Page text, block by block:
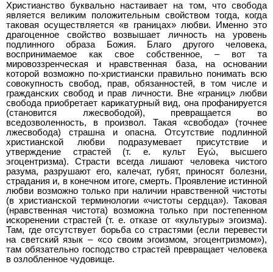
Христианство буквально настаивает на том, что свобода
является великим положительным свойством тогда, когда
таковая осуществляется «в границах» любви. Именно это
драгоценное свойство возвышает личность на уровень
подлинного образа Божия. Благо другого человека,
воспринимаемое как свое собственное, – вот та
мировоззренческая и нравственная база, на основании
которой возможно по-христиански правильно понимать всю
совокупность свобод, прав, обязанностей, в том числе и
гражданских свобод и прав личности. Вне «границ» любви
свобода приобретает карикатурный вид, она профанируется
(становится лжесвободой), превращается во
вседозволенность, в произвол. Такая «свобода» (точнее
лжесвобода) страшна и опасна. Отсутствие подлинной
христианской любви подразумевает присутствие и
утверждение страстей (т. е. культ Εγώ, высшего
эгоцентризма). Страсти всегда лишают человека чистого
разума, разрушают его, калечат, губят, приносят болезни,
страдания и, в конечном итоге, смерть. Проявление истинной
любви возможно только при наличии нравственной чистоты
(в христианской терминологии «чистоты сердца»). Таковая
(нравственная чистота) возможна только при постепенном
искоренении страстей (т. е. отказе от «культуры» эгоизма).
Там, где отсутствует борьба со страстями (если перевести
на светский язык – «со своим эгоизмом, эгоцентризмом»),
там обязательно господство страстей превращает человека
в озлобленное чудовище.